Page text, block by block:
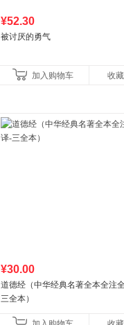
¥52.30
被讨厌的勇气
加入购物车 收藏
¥30.00
道德经（中华经典名著全本全注
三全本）